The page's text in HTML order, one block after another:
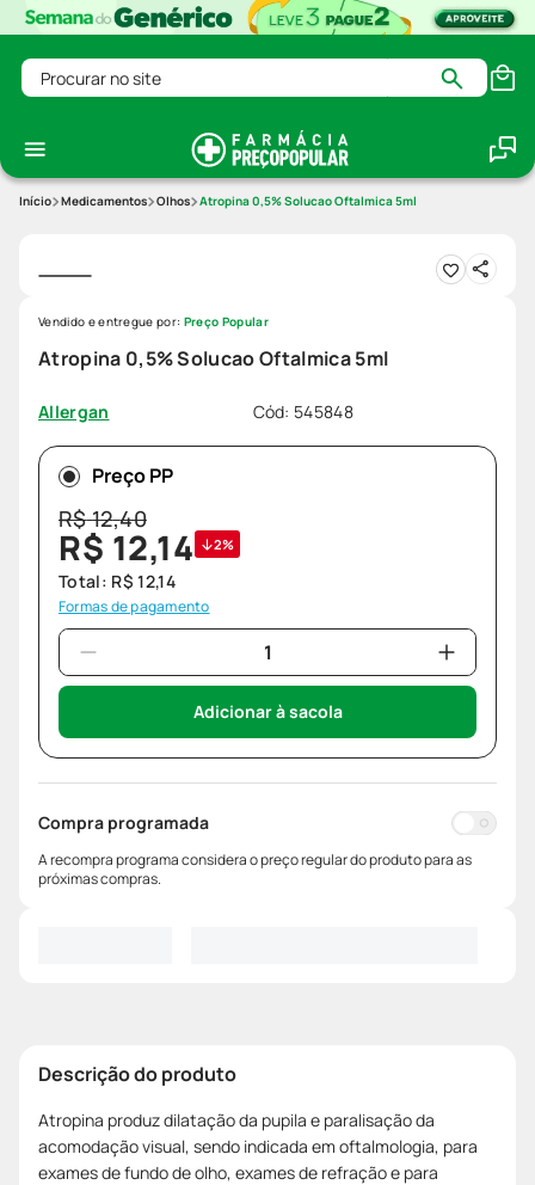
Procurar no site
Medicamentos Olhos Atropina 0,5% Solucao Oftalmica 5ml
Atropina 0,5% Solucao Oftalmica 5ml
Allergan Cód: 545848
Vendido e entregue por: Preço Popular
Preço PP
R$12,40
R$ 12,14 2%
Total: R$ 12,14
Formas de pagamento
Adicionar à sacola
Compra programada
A recompra programa considera o preço regular do produto para as
próximas compras.
Descrição do produto
Atropina produz dilatação da pupila e paralisação da
acomodação visual, sendo indicada em oftalmologia, para
exames de fundo de olho, exames de refração e para